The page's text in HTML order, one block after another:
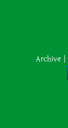
Archive |